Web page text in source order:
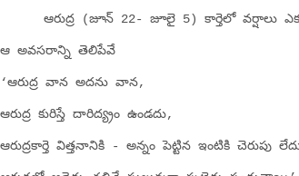
ఆరుద్ర (జూన్‌ 22- జూలై 5) కార్తెలో వర్షాలు
ఆ అవసరాన్ని తెలిపేవే
‘ఆరుద్ర వాన అదను వాన,
ఆరుద్ర కురిస్తే దారిద్య్రం ఉండదు,
ఆరుద్రకార్తె విత్తనానికి - అన్నం పెట్టిన ఇంటికి చెరుపు